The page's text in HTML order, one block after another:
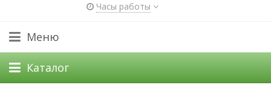
Часы работы
Меню
Каталог